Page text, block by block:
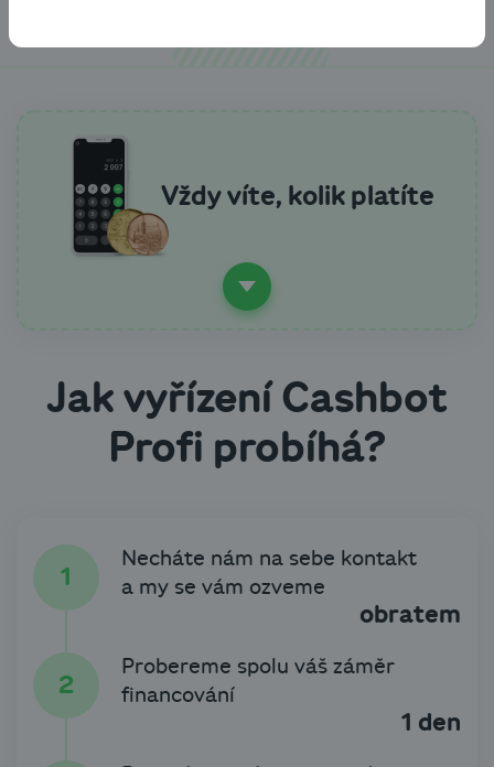
Vždy víte, kolik platíte
Jak vyřízení Cashbot
Profi probíhá?
Necháte nám na sebe kontakt
a my se vám ozveme
obratem
Probereme spolu váš záměr
financování
1 den